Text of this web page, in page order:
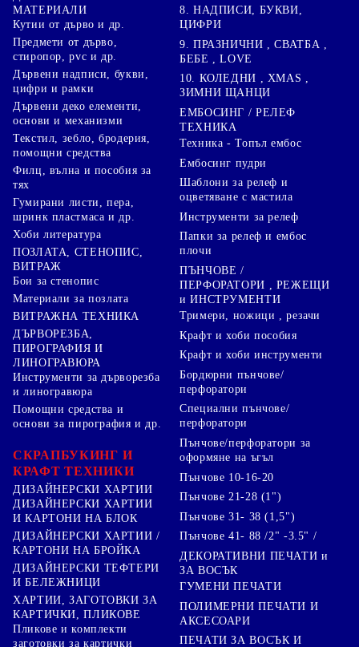
МАТЕРИАЛИ
Кутии от дърво и др.
Предмети от дърво,
стиропор, pvc и др.
Дървени надписи, букви,
цифри и рамки
Дървени деко елементи,
основи и механизми
Текстил, зебло, бродерия,
помощни средства
Филц, вълна и пособия за
тях
Гумирани листи, пера,
шринк пластмаса и др.
Хоби литература
ПОЗЛАТА, СТЕНОПИС,
ВИТРАЖ
Бои за стенопис
Материали за позлата
ВИТРАЖНА ТЕХНИКА
ДЪРВОРЕЗБА,
ПИРОГРАФИЯ И
ЛИНОГРАВЮРА
Инструменти за дърворезба
и линогравюра
Помощни средства и
основи за пирография и др.
СКРАПБУКИНГ И
КРАФТ ТЕХНИКИ
ДИЗАЙНЕРСКИ ХАРТИИ
ДИЗАЙНЕРСКИ ХАРТИИ
И КАРТОНИ НА БЛОК
ДИЗАЙНЕРСКИ ХАРТИИ /
КАРТОНИ НА БРОЙКА
ДИЗАЙНЕРСКИ ТЕФТЕРИ
И БЕЛЕЖНИЦИ
ХАРТИИ, ЗАГОТОВКИ ЗА
КАРТИЧКИ, ПЛИКОВЕ
Пликове и комплекти
заготовки за картички
8. НАДПИСИ, БУКВИ,
ЦИФРИ
9. ПРАЗНИЧНИ , СВАТБА ,
БЕБЕ , LOVE
10. КОЛЕДНИ , XMAS ,
ЗИМНИ ЩАНЦИ
ЕМБОСИНГ / РЕЛЕФ
ТЕХНИКА
Техника - Топъл ембос
Ембосинг пудри
Шаблони за релеф и
оцветяване с мастила
Инструменти за релеф
Папки за релеф и ембос
плочи
ПЪНЧОВЕ /
ПЕРФОРАТОРИ , РЕЖЕЩИ
и ИНСТРУМЕНТИ
Тримери, ножици , резачи
Крафт и хоби пособия
Крафт и хоби инструменти
Бордюрни пънчове/
перфоратори
Специални пънчове/
перфоратори
Пънчове/перфоратори за
оформяне на ъгъл
Пънчове 10-16-20
Пънчове 21-28 (1")
Пънчове 31- 38 (1,5")
Пънчове 41- 88 /2" -3.5" /
ДЕКОРАТИВНИ ПЕЧАТИ и
ЗА ВОСЪК
ГУМЕНИ ПЕЧАТИ
ПОЛИМЕРНИ ПЕЧАТИ И
АКСЕСОАРИ
ПЕЧАТИ ЗА ВОСЪК И